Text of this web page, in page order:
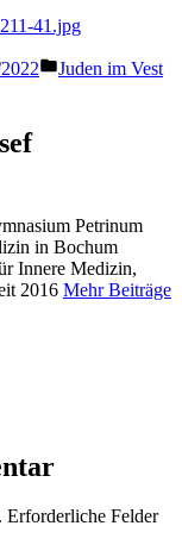
41.jpg
Veröffentlicht
Juden im Vest
Petrinum
in Bochum
Innere Medizin,
2016 Mehr Beiträge
Erforderliche Felder